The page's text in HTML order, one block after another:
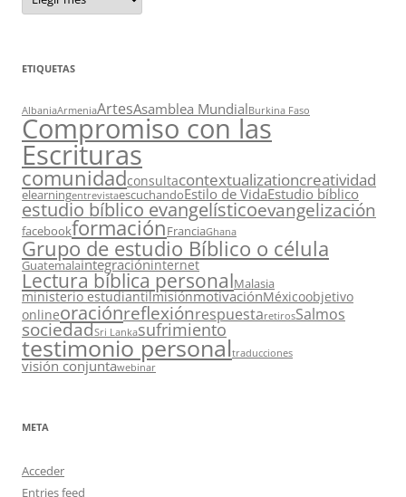
ETIQUETAS
AlbaniaArmeniaArtesAsamblea MundialBurkina Faso
Compromiso con las
Escrituras
comunidadconsultacontextualizationcreatividad
elearningentrevistaescuchandoEstilo de VidaEstudio bíblico
estudio bíblico evangelísticoevangelización
facebookformaciónFranciaGhana
Grupo de estudio Bíblico o célula
Guatemalaintegracióninternet
Lectura bíblica personalMalasia
ministerio estudiantilmisiónmotivaciónMéxicoobjetivo
onlineoraciónreflexiónrespuestaretirosSalmos
sociedadSri Lankasufrimiento
testimonio personaltraducciones
visión conjuntawebinar
META
Acceder
Entries feed